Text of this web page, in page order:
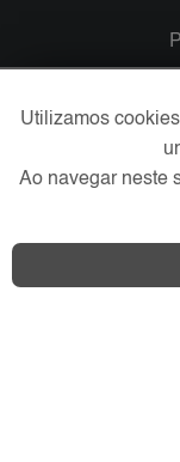
Utilizamos
Ao navegar neste